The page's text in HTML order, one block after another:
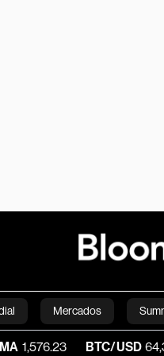
Mercados
Green Economía
BTC/USD 64,371.40 -